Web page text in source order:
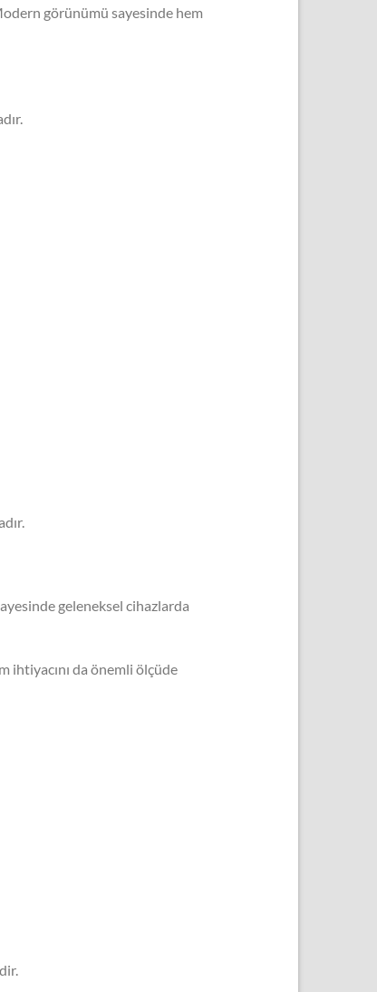
görünümü sayesinde hem
geleneksel cihazlarda
ihtiyacını da önemli ölçüde